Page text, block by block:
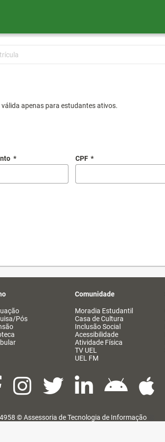
apenas para estudantes ativos.
* CPF *
Pós
Comunidade
Moradia Estudantil
Casa de Cultura
Inclusão Social
Acessibilidade
Atividade Física
TV UEL
UEL FM
©Assessoria de Tecnologia de Informação